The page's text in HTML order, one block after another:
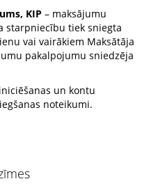
KIP – maksājumu
starpniecību tiek sniegta
vai vairākiem Maksātāja
pakalpojumu sniedzēja
un kontu
noteikumi.